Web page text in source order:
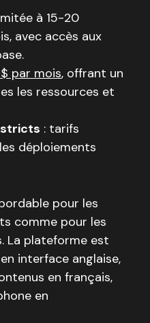
à 15-20
avec accès aux
.
par mois, offrant un
les ressources et
: tarifs
déploiements
pour les
comme pour les
La plateforme est
interface anglaise,
en français,
en